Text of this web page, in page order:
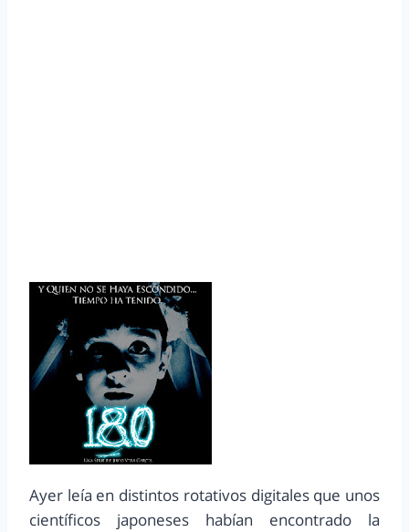
Ayer leía en distintos rotativos digitales que unos
científicos japoneses habían encontrado la